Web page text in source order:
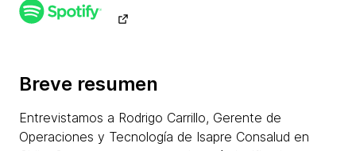
Breve resumen
Entrevistamos a Rodrigo Carrillo, Gerente de
Operaciones y Tecnología de Isapre Consalud en